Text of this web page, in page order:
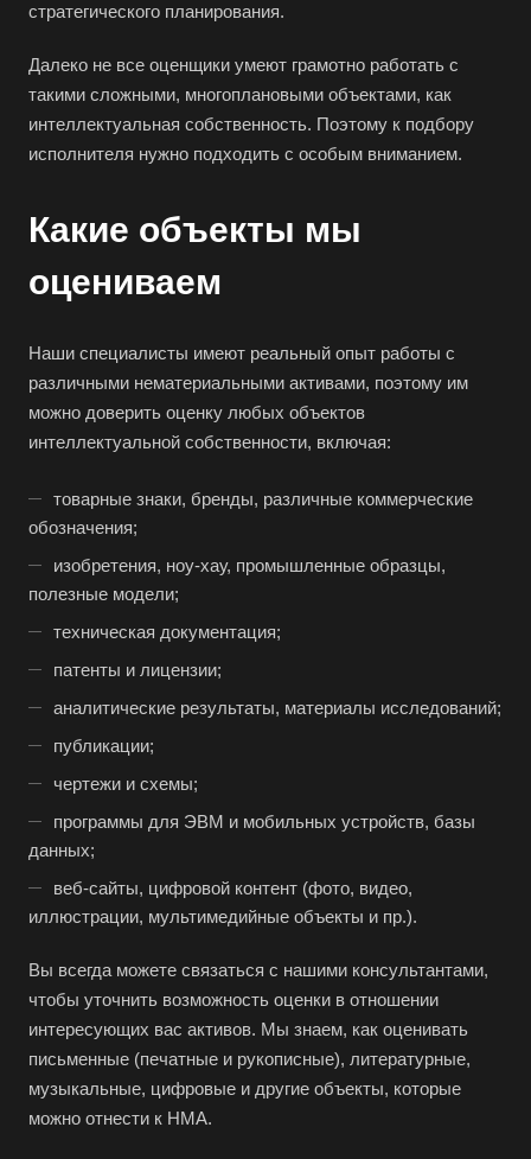
стратегического планирования.
Далеко не все оценщики умеют грамотно работать с
такими сложными, многоплановыми объектами, как
интеллектуальная собственность. Поэтому к подбору
исполнителя нужно подходить с особым вниманием.
Какие объекты мы
оцениваем
Наши специалисты имеют реальный опыт работы с
различными нематериальными активами, поэтому им
можно доверить оценку любых объектов
интеллектуальной собственности, включая:
товарные знаки, бренды, различные коммерческие
обозначения;
изобретения, ноу-хау, промышленные образцы,
полезные модели;
техническая документация;
патенты и лицензии;
аналитические результаты, материалы исследований;
публикации;
чертежи и схемы;
программы для ЭВМ и мобильных устройств, базы
данных;
веб-сайты, цифровой контент (фото, видео,
иллюстрации, мультимедийные объекты и пр.).
Вы всегда можете связаться с нашими консультантами,
чтобы уточнить возможность оценки в отношении
интересующих вас активов. Мы знаем, как оценивать
письменные (печатные и рукописные), литературные,
музыкальные, цифровые и другие объекты, которые
можно отнести к НМА.